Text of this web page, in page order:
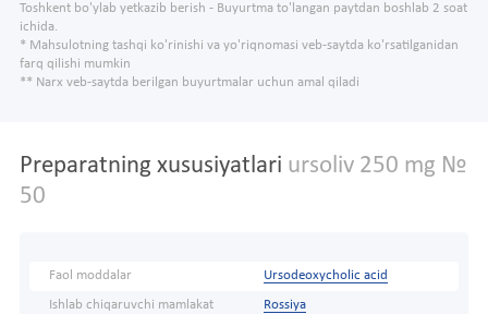
Toshkent bo'ylab yetkazib berish - Buyurtma to'langan paytdan boshlab 2 soat
ichida.
* Mahsulotning tashqi ko'rinishi va yo'riqnomasi veb-saytda ko'rsatilganidan
farq qilishi mumkin
** Narx veb-saytda berilgan buyurtmalar uchun amal qiladi
Preparatning xususiyatlari ursoliv 250 mg №
50
Faol moddalar Ursodeoxycholic acid
Ishlab chiqaruvchi mamlakat Rossiya